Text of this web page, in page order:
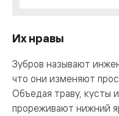
Их нравы
Зубров называют
что они изменяют
Объедая траву, кусты
прореживают нижний